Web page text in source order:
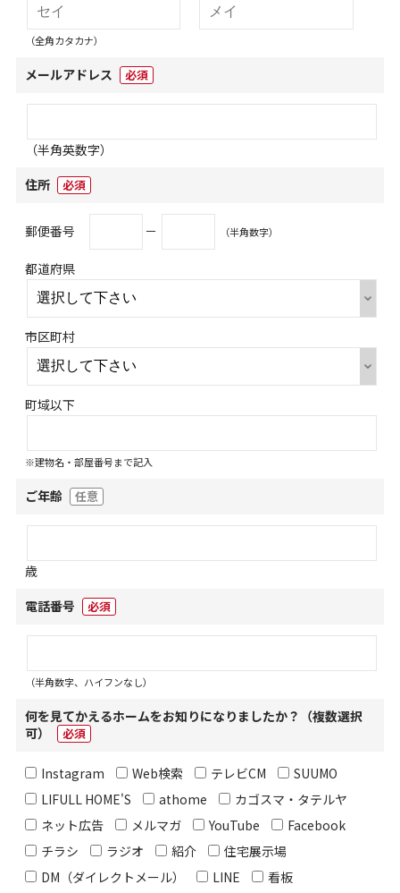
（全角カタカナ）
メールアドレス 必須
（半角英数字）
住所
必須
郵便番号 － （半角数字）
都道府県
市区町村
町域以下
※建物名・部屋番号まで記入
ご年齢 任意
歳
電話番号
必須
（半角数字、ハイフンなし）
何を見てかえるホームをお知りになりましたか？（複数選択
可）
必須
Instagram Web検索 テレビCM
SUUMO
LIFULL HOME'S
athome
カゴスマ・タテルヤ
ネット広告
メルマガ YouTube
Facebook
チラシ
ラジオ 紹介
住宅展示場
DM（ダイレクトメール）
LINE
看板